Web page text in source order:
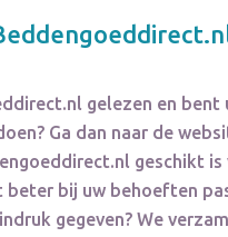
gelezen en bent
Ga dan naar de
geschikt is
bij uw behoeften
gegeven? We